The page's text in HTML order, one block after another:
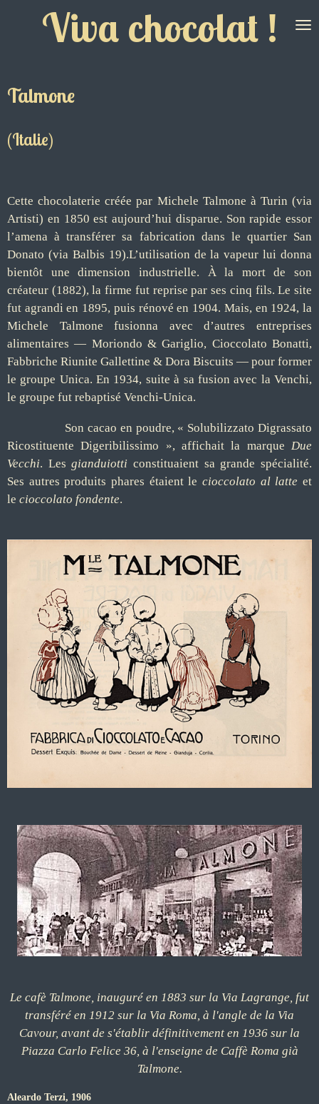
PasserViva chocolat !
Talmone
(Italie)
Cette chocolaterie créée par Michele Talmone à Turin (via
Artisti) en 1850 est aujourd’hui disparue. Son rapide essor
l’amena à transférer sa fabrication dans le quartier San
Donato (via Balbis 19).L’utilisation de la vapeur lui donna
bientôt une dimension industrielle. À la mort de son
créateur (1882), la firme fut reprise par ses cinq fils. Le site
fut agrandi en 1895, puis rénové en 1904. Mais, en 1924, la
Michele Talmone fusionna avec d’autres entreprises
alimentaires — Moriondo & Gariglio, Cioccolato Bonatti,
Fabbriche Riunite Gallettine & Dora Biscuits — pour former
le groupe Unica. En 1934, suite à sa fusion avec la Venchi,
le groupe fut rebaptisé Venchi-Unica.
Son cacao en poudre, « Solubilizzato Digrassato
Ricostituente Digeribilissimo », affichait la marque Due
Vecchi. Lesgianduiotticonstituaient sa grande spécialité.
Ses autres produits phares étaient le cioccolato al latte et
le cioccolato fondente.
Le cafè Talmone, inauguré en 1883 sur la Via Lagrange, fut
transféré en 1912 sur la Via Roma, à l'angle de la Via
Cavour, avant de s'établir définitivement en 1936 sur la
Piazza Carlo Felice 36, à l'enseigne de Caffè Roma già
Talmone.
Aleardo Terzi, 1906